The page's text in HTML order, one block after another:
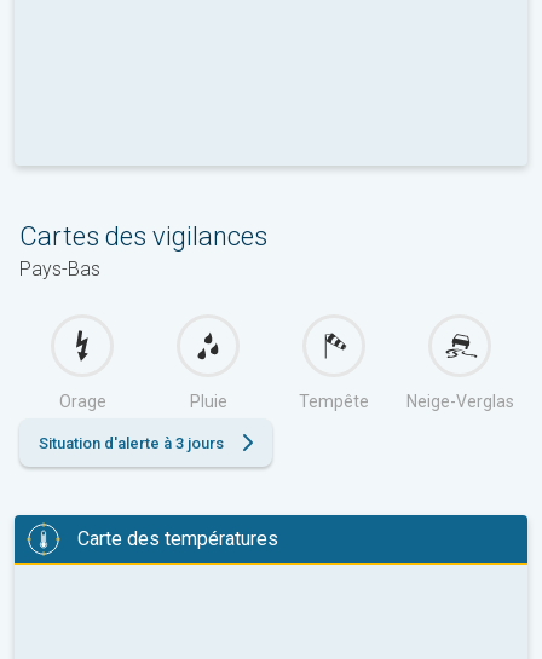
Cartes des vigilances
Pays-Bas
Orage Pluie Tempête Neige-Verglas
Situation d'alerte à 3 jours
Carte des températures